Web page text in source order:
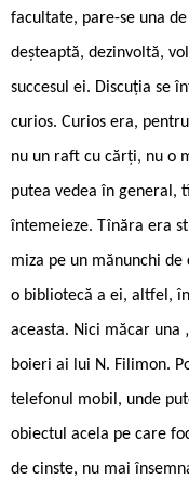
facultate, pare-se una
deșteaptă, dezinvoltă,
succesul ei. Discuția se
curios. Curios era,
nu un raft cu cărți, nu o
putea vedea în general,
întemeieze. Tînăra era
miza pe un mănunchi
o bibliotecă a ei, altfel,
aceasta. Nici măcar
boieri ai lui N. Filimon.
telefonul mobil, unde
obiectul acela pe care
de cinste, nu mai